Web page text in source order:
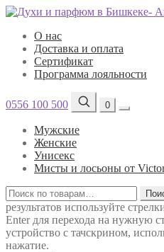
О нас
Доставка и оплата
Сертификат
Программа лояльности
0556 100 500 0
Мужские
Женские
Унисекс
Мисты и лосьоны от
Искать:
результатов используйте
Enter для перехода на нужную
устройство с тачскрином,
нажатие.